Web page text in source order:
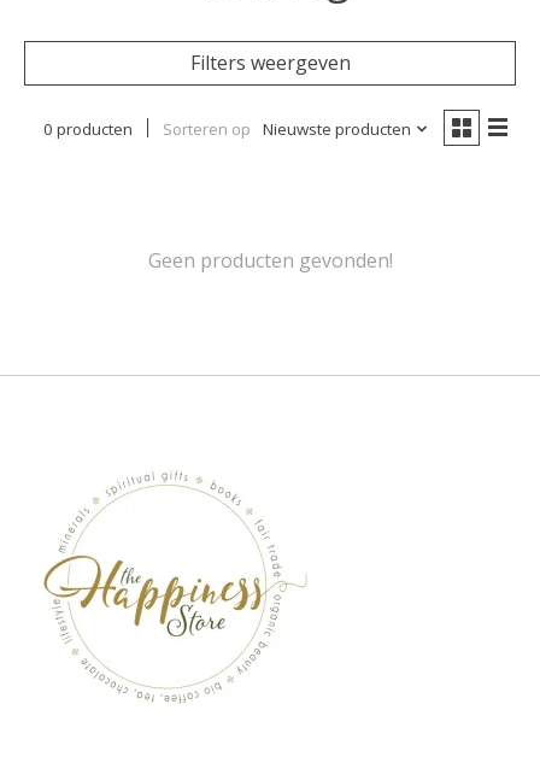
Filters weergeven
0 producten Sorteren op Nieuwste producten
Geen producten gevonden!